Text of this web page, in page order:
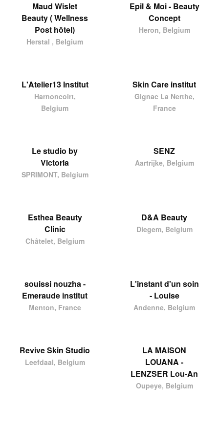
Maud Wislet
Beauty ( Wellness
Post hôtel)
Herstal , Belgium
Epil & Moi - Beauty
Concept
Heron, Belgium
L'Atelier13 Institut
Harnoncoirt,
Belgium
Skin Care institut
Gignac La Nerthe,
France
Le studio by
Victoria
SPRIMONT, Belgium
SENZ
Aartrijke, Belgium
Esthea Beauty
Clinic
Châtelet, Belgium
D&A Beauty
Diegem, Belgium
souissi nouzha -
Emeraude institut
Menton, France
L'instant d'un soin
- Louise
Andenne, Belgium
Revive Skin Studio
Leefdaal, Belgium
LA MAISON
LOUANA -
LENZSER Lou-An
Oupeye, Belgium